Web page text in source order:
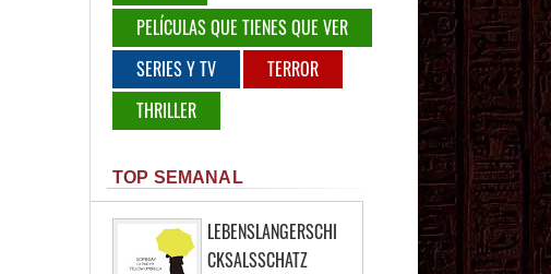
PELÍCULAS QUE TIENES QUE VER
SERIES Y TV
TERROR
THRILLER
TOP SEMANAL
LEBENSLANGERSCHI
CKSALSSCHATZ